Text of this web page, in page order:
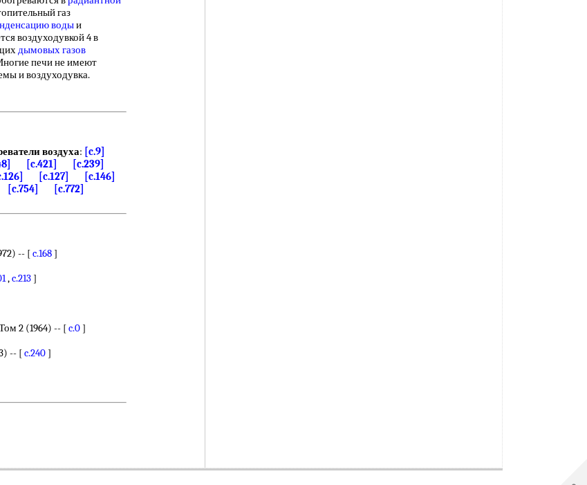
газ
водыи
воздуходувкой 4 в
дымовых газов
печи не имеют
и воздуходувка.
воздуха: [c.9]
[c.421]
[c.239]
[c.127]
[c.146]
[c.754]
[c.772]
-- [c.168 ]
,c.213 ]
2 (1964) -- [c.0 ]
-- [c.240 ]